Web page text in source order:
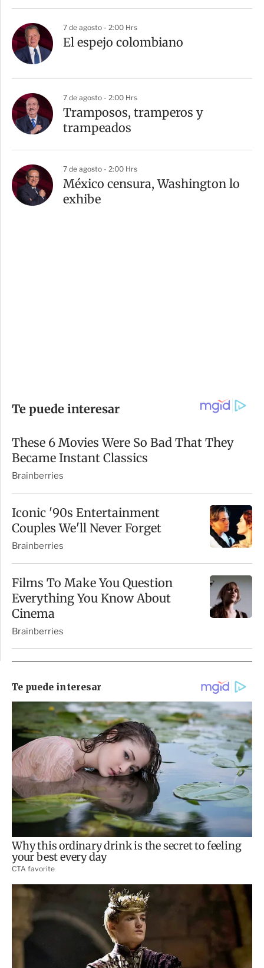
7 de agosto - 2:00 Hrs
El espejo colombiano
7 de agosto - 2:00 Hrs
Tramposos, tramperos y
trampeados
7 de agosto - 2:00 Hrs
México censura, Washington lo
exhibe